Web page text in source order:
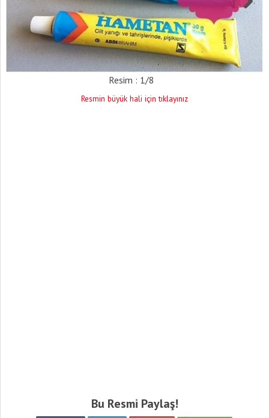
Resim : 1/8
Resmin büyük hali için tıklayınız
Bu Resmi Paylaş!